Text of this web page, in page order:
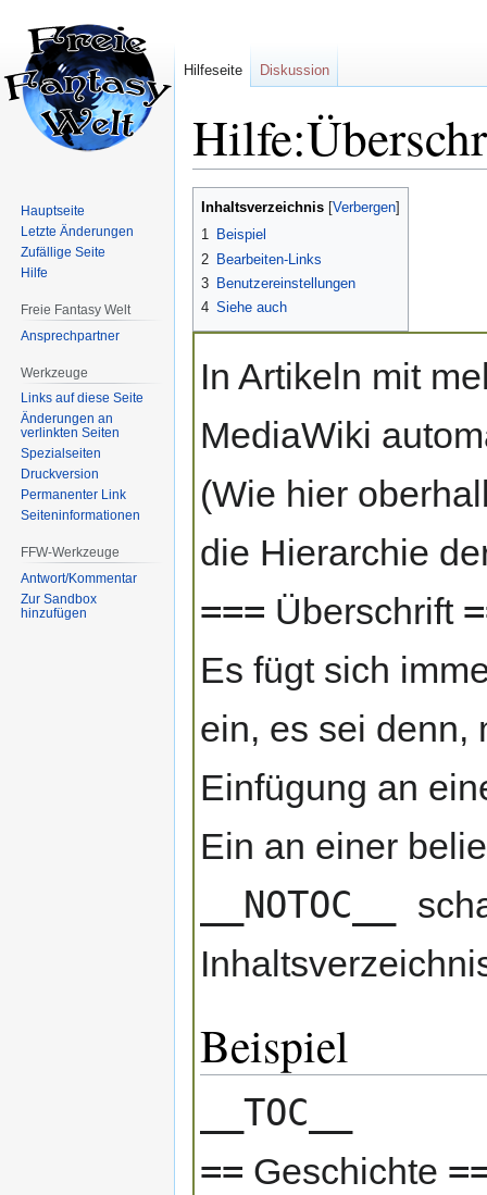
Zur
springen
Zur
springen
Inhaltsverzeichnis
1 Beispiel
2 Bearbeiten-Links
3 Benutzereinstellungen
4 Siehe auch
In Artikeln mit
MediaWiki
(Wie hier
die Hierarchie
=== Überschrift
Es fügt sich
ein, es sei
Einfügung an
Ein an einer
__NOTOC__
Beispiel
__TOC__
== Geschichte
Hilfeseite Diskussion
Hauptseite
Letzte Änderungen
Zufällige Seite
Hilfe
Freie Fantasy Welt
Ansprechpartner
Werkzeuge
Links auf diese Seite
Änderungen an
verlinkten Seiten
Spezialseiten
Druckversion
Permanenter Link
Seiten­informationen
FFW-Werkzeuge
Antwort/Kommentar
Zur Sandbox
hinzufügen